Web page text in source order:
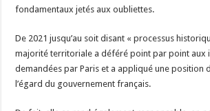
fondamentaux jetés aux oubliettes.
De 2021 jusqu’au soit disant « processus
majorité territoriale a déféré point par point aux
demandées par Paris et a appliqué une position
l’égard du gouvernement français.